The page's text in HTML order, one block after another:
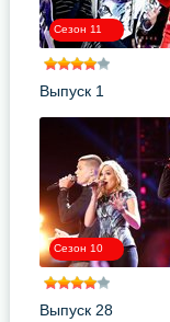
Сезон 11
Выпуск 1
Сезон 10
Выпуск 28